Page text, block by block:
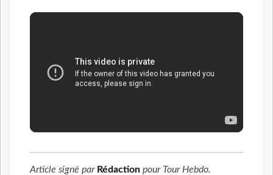
Article signé par Rédaction pour Tour Hebdo.